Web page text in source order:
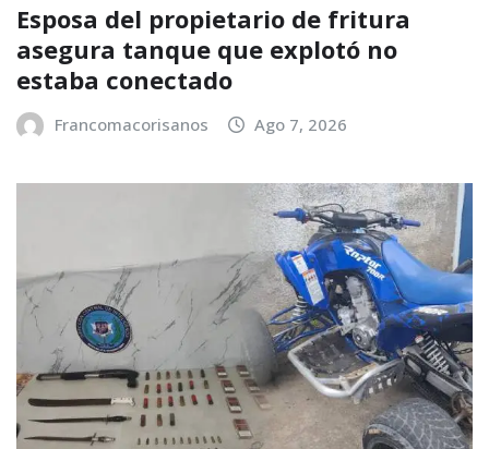
Esposa del propietario de fritura
asegura tanque que explotó no
estaba conectado
Francomacorisanos Ago 7, 2026